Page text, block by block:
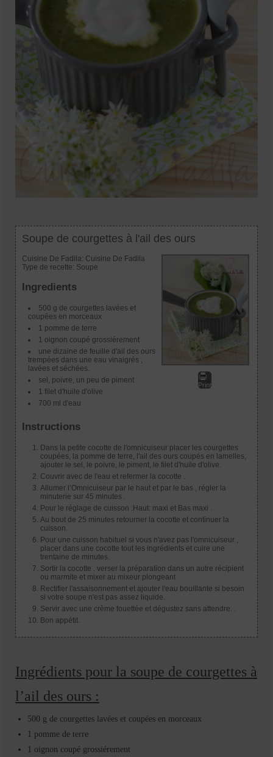
Soupe de courgettes à l'ail des ours
Print
Cuisine De Fadila: Cuisine De Fadila
Type de recette: Soupe
Ingredients
500 g de courgettes lavées et
coupées en morceaux
1 pomme de terre
1 oignon coupé grossiérement
une dizaine de feuille d'ail des ours
trempées dans une eau vinaigrés ,
lavées et séchées.
sel, poivre, un peu de piment
1 filet d'huile d'olive
700 ml d'eau
Instructions
Dans la petite cocotte de l'omnicuiseur placer les courgettes
coupées, la pomme de terre, l'ail des ours coupés en lamelles,
ajouter le sel, le poivre, le piment, le filet d'huile d'olive.
Couvrir avec de l'eau et refermer la cocotte .
Allumer l’Omnicuiseur par le haut et par le bas , régler la
minuterie sur 45 minutes .
Pour le réglage de cuisson :Haut: maxi et Bas maxi .
Au bout de 25 minutes retourner la cocotte et continuer la
cuisson.
Pour une cuisson habituel si vous n'avez pas l'omnicuiseur ,
placer dans une cocotte tout les ingrédients et cuire une
trentaine de minutes.
Sortir la cocotte . verser la préparation dans un autre récipient
ou marmite et mixer au mixeur plongeant
Rectifier l'assaisonnement et ajouter l'eau bouillante si besoin
si votre soupe n'est pas assez liquide.
Servir avec une crème fouettée et dégustez sans attendre. .
Bon appétit.
Ingrédients pour la soupe de courgettes à
l’ail des ours :
500 g de courgettes lavées et coupées en morceaux
1 pomme de terre
1 oignon coupé grossiérement